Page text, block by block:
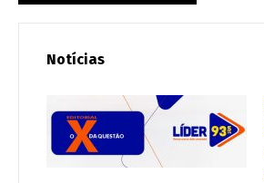
Notícias